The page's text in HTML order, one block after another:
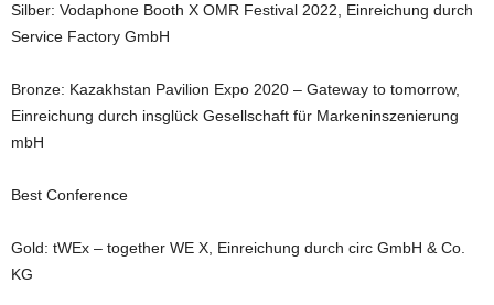
Silber: Vodaphone Booth X OMR Festival 2022, Einreichung durch
Service Factory GmbH
Bronze: Kazakhstan Pavilion Expo 2020 – Gateway to tomorrow,
Einreichung durch insglück Gesellschaft für Markeninszenierung
mbH
Best Conference
Gold: tWEx – together WE X, Einreichung durch circ GmbH & Co.
KG